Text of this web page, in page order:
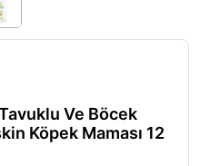
Ve Böcek
Köpek Maması 12